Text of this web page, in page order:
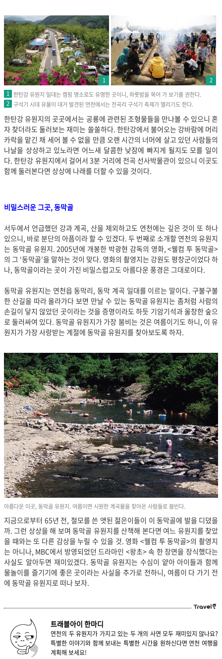
1
2
1 한탄강 유원지 일대는 캠핑 명소로도 유명한 곳이니, 하룻밤을 묵어 가 보기를 권한다.
2 구석기 시대 유물이 대거 발견된 연천에서는 전곡리 구석기 축제가 열리기도 한다.
한탄강 유원지의 곳곳에서는 공룡에 관련된 조형물들을 만나볼 수 있으니 혼
자 찾더라도 둘러보는 재미는 쏠쏠하다. 한탄강에서 불어오는 강바람에 머리
카락을 맡긴 채 세어 볼 수 없을 만큼 오랜 시간의 너머에 살고 있던 사람들의
나날을 상상하고 있노라면 어느새 달콤한 낮잠에 빠지게 될지도 모를 일이
다. 한탄강 유원지에서 걸어서 3분 거리에 전곡 선사박물관이 있으니 이곳도
함께 둘러본다면 상상에 나래를 더할 수 있을 것이다.
비밀스러운 그곳, 동막골
서두에서 언급했던 강과 계곡, 산을 제외하고도 연천에는 깊은 것이 또 하나
있으니, 바로 분단의 아픔이라 할 수 있겠다. 두 번째로 소개할 연천의 유원지
는 동막골 유원지. 2005년에 개봉한 박광현 감독의 영화, <웰컴 투 동막골>
의 그 ‘동막골’을 말하는 것이 맞다. 영화의 촬영지는 강원도 평창군이었다 하
나, 동막골이라는 곳이 가진 비밀스럽고도 아름다운 풍경은 그대로이다.
동막골 유원지는 연천읍 동막리, 동막 계곡 일대를 이르는 말이다. 구불구불
한 산길을 따라 올라가다 보면 만날 수 있는 동막골 유원지는 좀처럼 사람의
손길이 닿지 않았던 곳이라는 것을 증명이라도 하듯 기암기석과 울창한 숲으
로 둘러싸여 있다. 동막골 유원지가 가장 붐비는 것은 여름이기도 하니, 이 유
원지가 가장 사랑받는 계절에 동막골 유원지를 찾아보도록 하자.
아름다운 이곳, 동막골 유원지. 여름이면 시원한 계곡물을 찾아온 사람들로 붐빈다.
지금으로부터 65년 전, 철모를 쓴 앳된 젊은이들이 이 동막골에 발을 디뎠을
까. 그런 상상을 해 보며 동막골 유원지를 산책해 본다면 여느 유원지를 찾았
을 때와는 또 다른 감상을 누릴 수 있을 것. 영화 <웰컴 투 동막골>의 촬영지
는 아니나, MBC에서 방영되었던 드라마인 <왕초> 속 한 장면을 장식했다는
사실도 알아두면 재미있겠다. 동막골 유원지는 수심이 얕아 아이들과 함께
물놀이를 즐기기에 좋은 곳이라는 사실을 추가로 전하니, 여름이 다 가기 전
에 동막골 유원지로 떠나 보자.
트래블아이 한마디
연천의 두 유원지가 가지고 있는 두 개의 사연 모두 재미있지 않나요?
특별한 이야기와 함께 보내는 특별한 시간을 원하신다면 연천 여행을
계획해 보세요!